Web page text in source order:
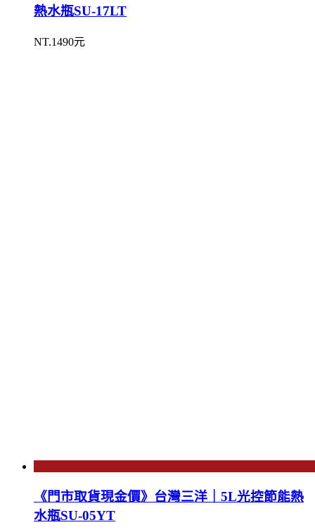
熱水瓶SU-17LT
NT.1490元
《門市取貨現金價》台灣三洋｜5L光控節能熱
水瓶SU-05YT